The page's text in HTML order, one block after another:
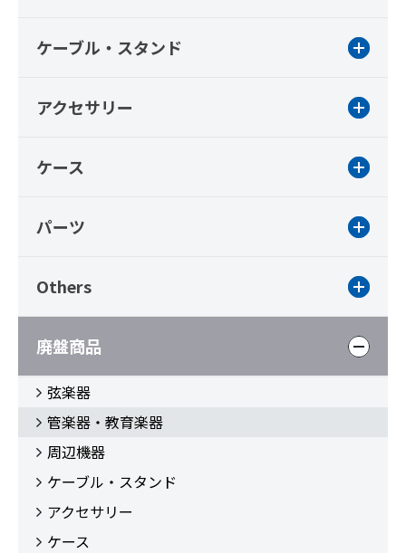
ケーブル・スタンド
アクセサリー
ケース
パーツ
Others
廃盤商品
弦楽器
管楽器・教育楽器
周辺機器
ケーブル・スタンド
アクセサリー
ケース